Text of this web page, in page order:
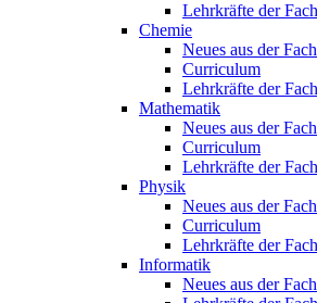
Lehrkräfte der
Chemie
Neues aus der
Curriculum
Lehrkräfte der
Mathematik
Neues aus der
Curriculum
Lehrkräfte der
Physik
Neues aus der
Curriculum
Lehrkräfte der
Informatik
Neues aus der